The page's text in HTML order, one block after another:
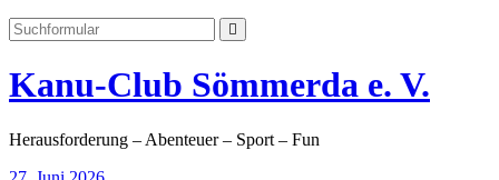
Search
Kanu-Club Sömmerda e. V.
Herausforderung – Abenteuer – Sport – Fun